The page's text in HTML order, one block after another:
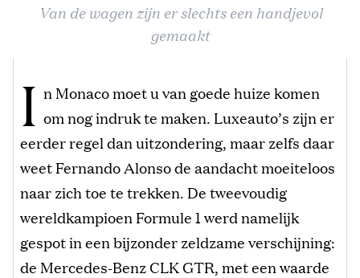
Van de wagen zijn er slechts een handjevol
gemaakt
I n Monaco moet u van goede huize komen
om nog indruk te maken. Luxeauto’s zijn er
eerder regel dan uitzondering, maar zelfs daar
weet Fernando Alonso de aandacht moeiteloos
naar zich toe te trekken. De tweevoudig
wereldkampioen Formule 1 werd namelijk
gespot in een bijzonder zeldzame verschijning:
de Mercedes-Benz CLK GTR, met een waarde